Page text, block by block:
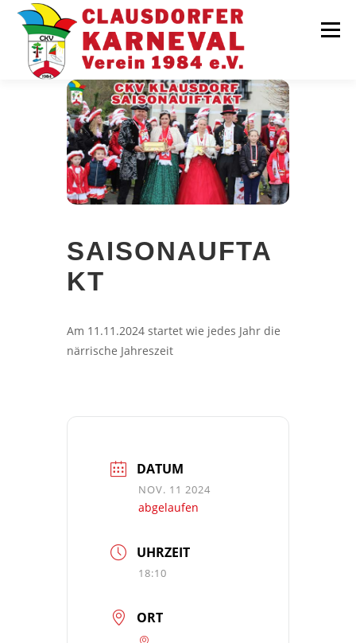
Inhalt
springen
Menü
TERMINE AKTUELLES ÜBER UNS
GRUPPEN GALERIE SPONSOREN
SAISONAUFTA
KT
Am 11.11.2024 startet wie jedes Jahr die
närrische Jahreszeit
DATUM
NOV. 11 2024
abgelaufen
UHRZEIT
18:10
ORT